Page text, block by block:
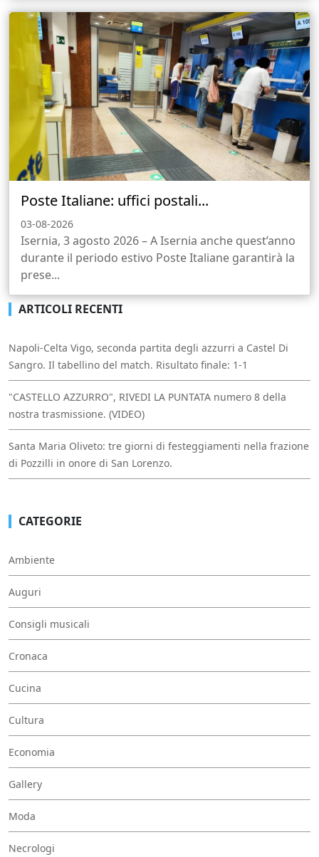
Poste Italiane: uffici postali...
03-08-2026
Isernia, 3 agosto 2026 – A Isernia anche quest’anno
durante il periodo estivo Poste Italiane garantirà la
prese...
ARTICOLI RECENTI
Napoli-Celta Vigo, seconda partita degli azzurri a Castel Di
Sangro. Il tabellino del match. Risultato finale: 1-1
"CASTELLO AZZURRO", RIVEDI LA PUNTATA numero 8 della
nostra trasmissione. (VIDEO)
Santa Maria Oliveto: tre giorni di festeggiamenti nella frazione
di Pozzilli in onore di San Lorenzo.
CATEGORIE
Ambiente
Auguri
Consigli musicali
Cronaca
Cucina
Cultura
Economia
Gallery
Moda
Necrologi